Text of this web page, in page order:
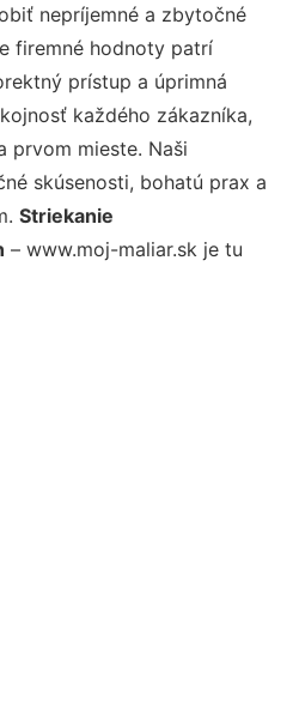
nepríjemné a zbytočné
firemné hodnoty patrí
prístup a úprimná
každého zákazníka,
prvom mieste. Naši
skúsenosti, bohatú prax a
Striekanie
– www.moj-maliar.sk je tu